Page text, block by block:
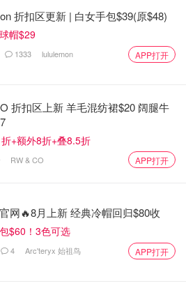
Drive) 与沃克利路 (Walkley
处。可从皇后大道 (Queensway)
河滨大道。请寻找河滨南出口
在 Mooney's Bay 公园举办，节
的自行车停放服务。您可以一边享
行车停放在现场。
，了解前往 Mooney's Bay Park
步之遥。
折扣区更新 | 白女手包$39(原$48)
帽$29
1333 lululemon APP打开
折扣区上新 羊毛混纺裙$20 阔腿牛
+额外8折+叠8.5折
RW & CO APP打开
网🔥8月上新 经典冷帽回归$80收
$60！3色可选
4 Arc'teryx 始祖鸟 APP打开